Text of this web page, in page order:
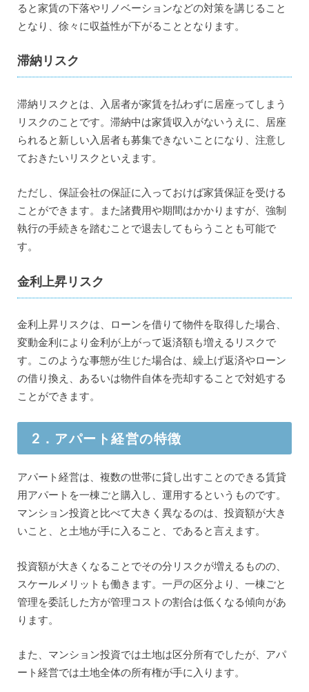
ると家賃の下落やリノベーションなどの対策を講じること
となり、徐々に収益性が下がることとなります。
滞納リスク
滞納リスクとは、入居者が家賃を払わずに居座ってしまう
リスクのことです。滞納中は家賃収入がないうえに、居座
られると新しい入居者も募集できないことになり、注意し
ておきたいリスクといえます。
ただし、保証会社の保証に入っておけば家賃保証を受ける
ことができます。また諸費用や期間はかかりますが、強制
執行の手続きを踏むことで退去してもらうことも可能で
す。
金利上昇リスク
金利上昇リスクは、ローンを借りて物件を取得した場合、
変動金利により金利が上がって返済額も増えるリスクで
す。このような事態が生じた場合は、繰上げ返済やローン
の借り換え、あるいは物件自体を売却することで対処する
ことができます。
2．アパート経営の特徴
アパート経営は、複数の世帯に貸し出すことのできる賃貸
用アパートを一棟ごと購入し、運用するというものです。
マンション投資と比べて大きく異なるのは、投資額が大き
いこと、と土地が手に入ること、であると言えます。
投資額が大きくなることでその分リスクが増えるものの、
スケールメリットも働きます。一戸の区分より、一棟ごと
管理を委託した方が管理コストの割合は低くなる傾向があ
ります。
また、マンション投資では土地は区分所有でしたが、アパ
ート経営では土地全体の所有権が手に入ります。